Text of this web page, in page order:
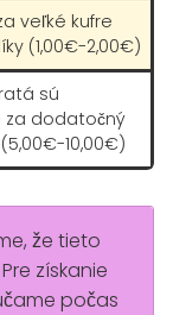
veľké kufre
(1,00€-2,00€)
sú
za dodatočný
10,00€)
že tieto
získanie
počas